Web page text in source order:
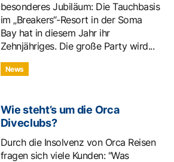
besonderes Jubiläum: Die Tauchbasis
im „Breakers“-Resort in der Soma
Bay hat in diesem Jahr ihr
Zehnjähriges. Die große Party wird...
News
Wie steht’s um die Orca
Diveclubs?
Durch die Insolvenz von Orca Reisen
fragen sich viele Kunden: "Was